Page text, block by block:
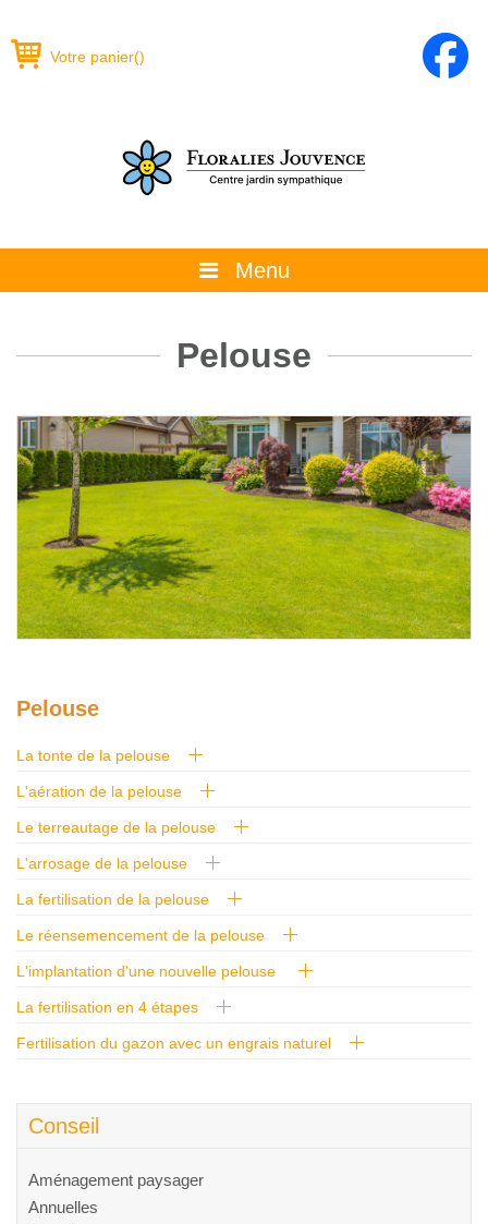
Votre panier()
Menu
La boutique
Conseils
Glossaire
Calendrier horticole
Emplois
Service à la clientèle
Pelouse
Pelouse
La tonte de la pelouse
L'aération de la pelouse
Le terreautage de la pelouse
L'arrosage de la pelouse
La fertilisation de la pelouse
Le réensemencement de la pelouse
L'implantation d'une nouvelle pelouse
La fertilisation en 4 étapes
Fertilisation du gazon avec un engrais naturel
Conseil
Aménagement paysager
Annuelles